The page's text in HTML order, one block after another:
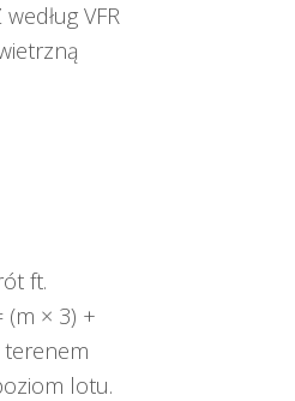
VFR
ft.
(m × 3) +
terenem
lotu.